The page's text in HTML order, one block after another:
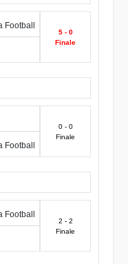
5 - 0
Finale
0 - 0
Finale
2 - 2
Finale